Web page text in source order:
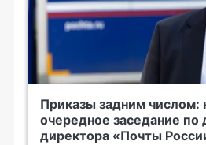
Приказы задним числом:
очередное заседание по
директора «Почты